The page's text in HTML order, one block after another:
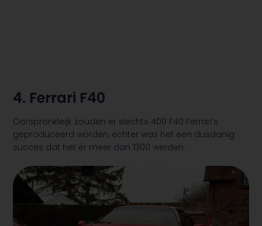
4. Ferrari F40
Oorspronkleijk zouden er slechts 400 F40 Ferrari’s
geproduceerd worden, echter was het een dusdanig
succes dat het er meer dan 1300 werden.